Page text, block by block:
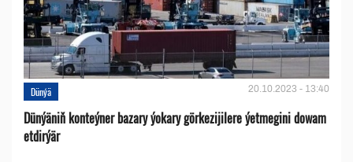
Dünýä 20.10.2023 - 13:40
Dünýäniň konteýner bazary ýokary görkezijilere ýetmegini dowam
etdirýär